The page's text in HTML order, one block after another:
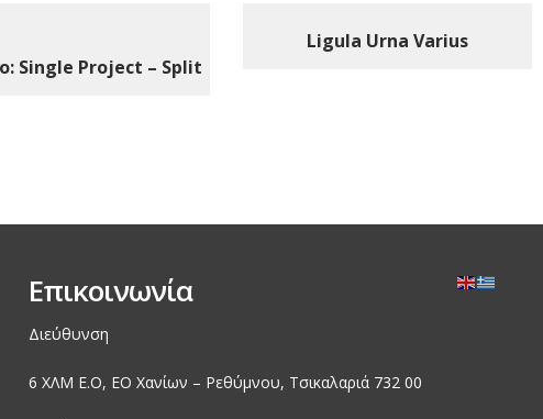
Single Project – Split
Ligula Urna Varius
Επικοινωνία
Διεύθυνση
6 ΧΛΜ Ε.Ο, EO Χανίων – Ρεθύμνου, Τσικαλαριά 732 00